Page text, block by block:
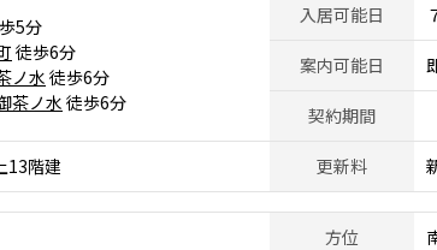
5分
徒歩6分
ノ水 徒歩6分
茶ノ水 徒歩6分
入居可能日
案内可能日
契約期間
13階建 更新料
方位